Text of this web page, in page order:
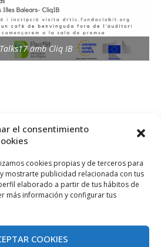
el consentimiento
cookies propias y de terceros para
mostrarte publicidad relacionada con tus
elaborado a partir de tus hábitos de
más información y configurar tus
COOKIES
amb Cliq IB